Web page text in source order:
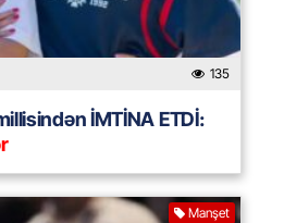
135
İMTİNA ETDİ:
Manşet